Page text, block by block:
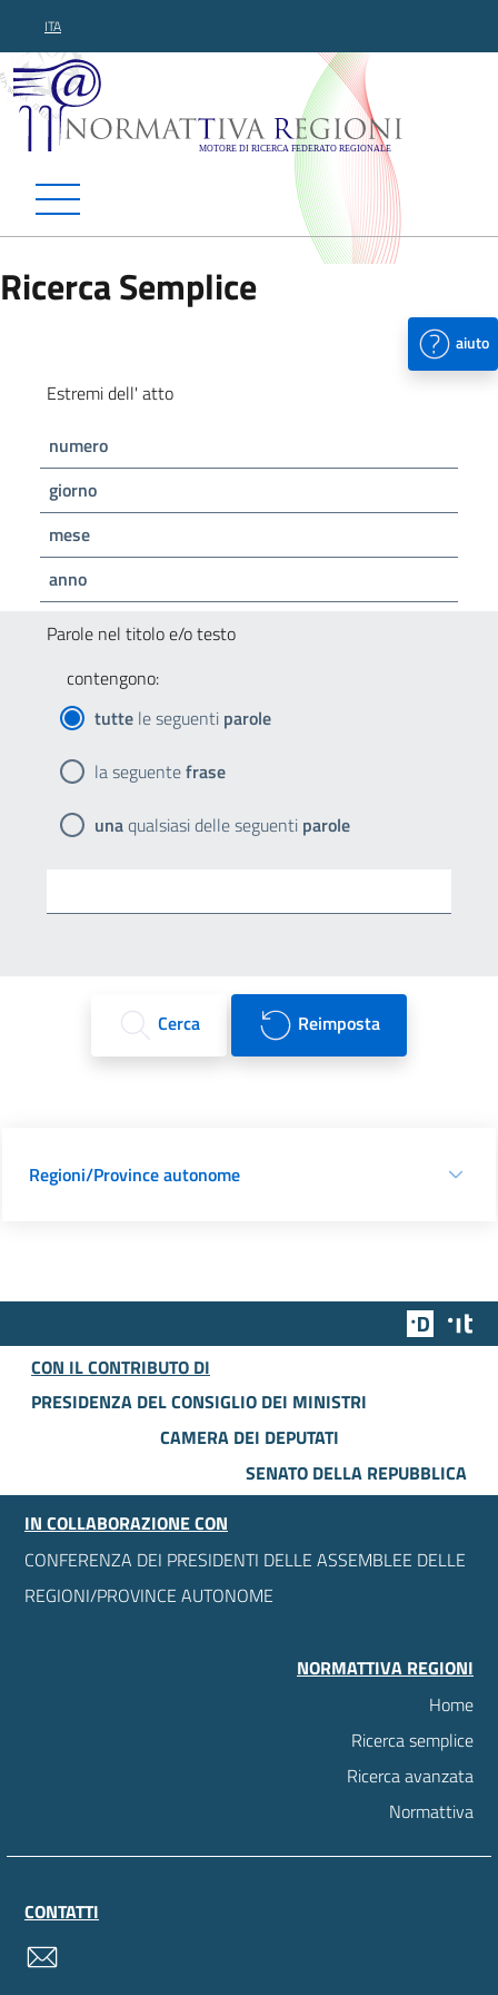
ITA
Normattiva Regioni -
Ricerca Semplice
aiuto
Estremi dell' atto
numero
giorno
mese
anno
Parole nel titolo e/o testo
contengono:
tutte le seguenti parole
la seguentefrase
unaqualsiasi delle seguenti parole
Cerca Reimposta
Regioni/Province autonome
Team
CON IL CONTRIBUTO DI
PRESIDENZA DEL CONSIGLIO DEI MINISTRI
CAMERA DEI DEPUTATI
SENATO DELLA REPUBBLICA
IN COLLABORAZIONE CON
CONFERENZA DEI PRESIDENTI DELLE ASSEMBLEE DELLE
REGIONI/PROVINCE AUTONOME
NORMATTIVA REGIONI
Home
Ricerca semplice
Ricerca avanzata
Normattiva
CONTATTI